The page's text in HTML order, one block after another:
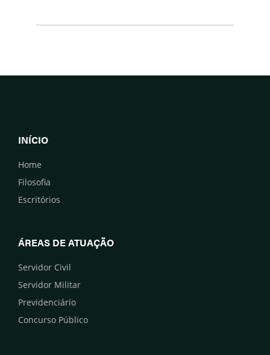
INÍCIO
Home
Filosofia
Escritórios
ÁREAS DE ATUAÇÃO
Servidor Civil
Servidor Militar
Previdenciário
Concurso Público